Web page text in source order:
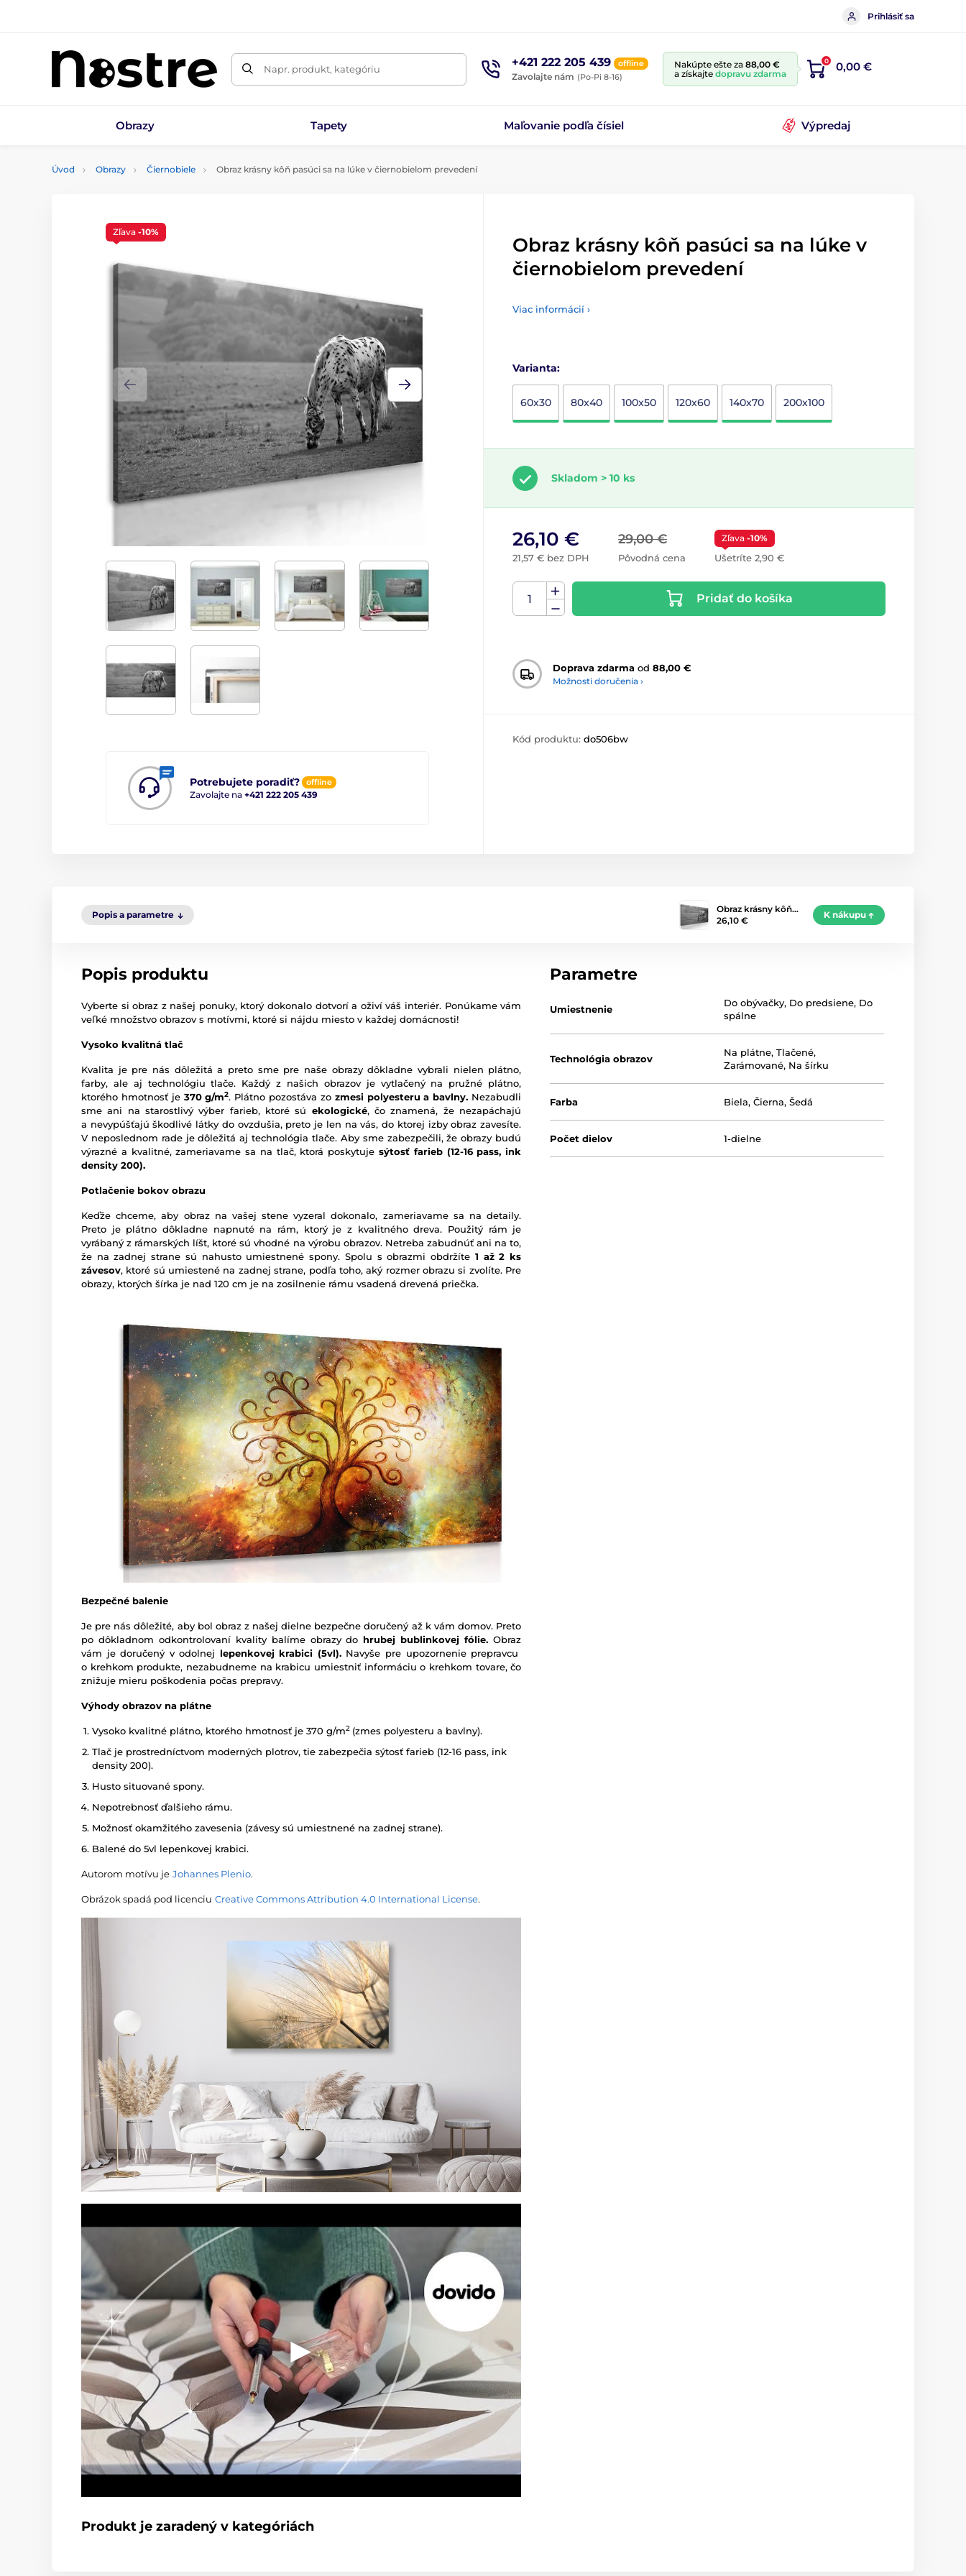
Prihlásiť sa
Napr. produkt, kategóriu +421 222 205 439 offline
Zavolajte nám (Po-Pi 8-16)
Nakúpte ešte za 88,00 €
a získajte dopravu zdarma
0 0,00 €
Obrazy Tapety Maľovanie podľa čísiel Výpredaj
Úvod Obrazy Čiernobiele Obraz krásny kôň pasúci sa na lúke v čiernobielom prevedení
Potrebujete poradiť? offline
Zavolajte na +421 222 205 439
Zľava -10%
Obraz krásny kôň pasúci sa na lúke v
čiernobielom prevedení
Viac informácií ›
Varianta:
60x30 80x40 100x50 120x60 140x70 200x100
Skladom > 10 ks
29,00 €
Pôvodná cena
26,10 €
21,57 € bez DPH
Zľava -10%
Ušetríte 2,90 €
Pridať do košíka
Doprava zdarma od 88,00 €
Možnosti doručenia ›
Kód produktu: do506bw
Popis a parametre
Obraz krásny kôň…
26,10 €
K nákupu
Popis produktu
Vyberte si obraz z našej ponuky, ktorý dokonalo dotvorí a oživí váš interiér. Ponúkame vám
veľké množstvo obrazov s motívmi, ktoré si nájdu miesto v každej domácnosti!
Vysoko kvalitná tlač
Kvalita je pre nás dôležitá a preto sme pre naše obrazy dôkladne vybrali nielen plátno,
farby, ale aj technológiu tlače. Každý z našich obrazov je vytlačený na pružné plátno,
ktorého hmotnosť je 370 g/m2. Plátno pozostáva zo zmesi polyesteru a bavlny. Nezabudli
sme ani na starostlivý výber farieb, ktoré sú ekologické, čo znamená, že nezapáchajú
a nevypúšťajú škodlivé látky do ovzdušia, preto je len na vás, do ktorej izby obraz zavesíte.
V neposlednom rade je dôležitá aj technológia tlače. Aby sme zabezpečili, že obrazy budú
výrazné a kvalitné, zameriavame sa na tlač, ktorá poskytujesýtosť farieb (12-16 pass, ink
density 200).
Potlačenie bokov obrazu
Keďže chceme, aby obraz na vašej stene vyzeral dokonalo, zameriavame sa na detaily.
Preto je plátno dôkladne napnuté na rám, ktorý je z kvalitného dreva. Použitý rám je
vyrábaný z rámarských líšt, ktoré sú vhodné na výrobu obrazov. Netreba zabudnúť ani na to,
že na zadnej strane sú nahusto umiestnené spony. Spolu s obrazmi obdržíte 1 až 2 ks
závesov, ktoré sú umiestené na zadnej strane, podľa toho, aký rozmer obrazu si zvolíte. Pre
obrazy, ktorých šírka je nad 120 cm je na zosilnenie rámu vsadená drevená priečka.
Bezpečné balenie
Je pre nás dôležité, aby bol obraz z našej dielne bezpečne doručený až k vám domov. Preto
po dôkladnom odkontrolovaní kvality balíme obrazy do hrubej bublinkovej fólie. Obraz
vám je doručený v odolnej lepenkovej krabici (5vl).Navyše pre upozornenie prepravcu
o krehkom produkte, nezabudneme na krabicu umiestniť informáciu o krehkom tovare, čo
znižuje mieru poškodenia počas prepravy.
Výhody obrazov na plátne
Vysoko kvalitné plátno, ktorého hmotnosť je 370 g/m2 (zmes polyesteru a bavlny).
Tlač je prostredníctvom moderných plotrov, tie zabezpečia sýtosť farieb (12-16 pass, ink
density 200).
Husto situované spony.
Nepotrebnosť ďalšieho rámu.
Možnosť okamžitého zavesenia (závesy sú umiestnené na zadnej strane).
Balené do 5vl lepenkovej krabici.
Autorom motívu je Johannes Plenio.
Obrázok spadá pod licenciu Creative Commons Attribution 4.0 International License.
Produkt je zaradený v kategóriách
Parametre
Umiestnenie
Do obývačky, Do predsiene, Do
spálne
Technológia obrazov
Na plátne,Tlačené,
Zarámované, Na šírku
Farba Biela,Čierna,Šedá
Počet dielov 1-dielne